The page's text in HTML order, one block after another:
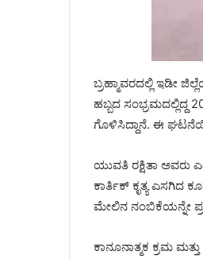
ಬ್ರಹ್ಮಾವರದಲ್ಲಿ ಇಡೀ
ಹಬ್ಬದ ಸಂಭ್ರಮದಲ್ಲಿದ್ದ
ಗೊಳಿಸಿದ್ದಾನೆ. ಈ
ಯುವತಿ ರಕ್ಷಿತಾ ಅವರು
ಕಾರ್ತಿಕ್ ಕೃತ್ಯ ಎಸಗಿದ
ಮೇಲಿನ ನಂಬಿಕೆಯನ್ನೇ
ಕಾನೂನಾತ್ಮಕ ಕ್ರಮ